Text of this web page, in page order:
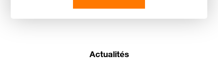
Actualités